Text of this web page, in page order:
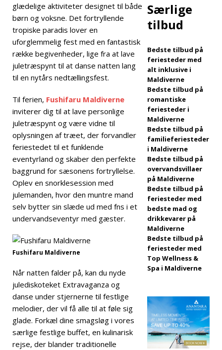
5-STJERNEDE
HOTELLER OG
FERIESTEDER
[21. november
2025
SÆRLIGE TILBUD
[17. november
2025]
Cinnamon
Hotels &
Resorts
Maldives
Black Friday-
udsalg med op
til 80% rabat og
gratis transport
SÆRLIGE
glædelige aktiviteter designet til både
børn og voksne. Det fortryllende
tropiske paradis lover en
uforglemmelig fest med en fantastisk
række begivenheder, lige fra at lave
juletræspynt til at danse natten lang
til en nytårs nedtællingsfest.
Til ferien, Fushifaru Maldiverne
inviterer dig til at lave personlige
juletræspynt og være vidne til
oplysningen af træet, der forvandler
feriestedet til et funklende
eventyrland og skaber den perfekte
baggrund for sæsonens fortryllelse.
Oplev en snorklesession med
julemanden, hvor den muntre mand
selv bytter sin slæde ud med fns i et
undervandseventyr med gæster.
Fushifaru Maldiverne
Når natten falder på, kan du nyde
julediskoteket Extravaganza og
danse under stjernerne til festlige
melodier, der vil få alle til at føle sig
glade. Forkæl dine smagsløg i vores
særlige festlige buffet, en kulinarisk
rejse, der blander traditionelle
Særlige
tilbud
Bedste tilbud på
feriesteder med
alt inklusive i
Maldiverne
Bedste tilbud på
romantiske
feriesteder i
Maldiverne
Bedste tilbud på
familieferiesteder
i Maldiverne
Bedste tilbud på
overvandsvillaer
på Maldiverne
Bedste tilbud på
feriesteder med
bedste mad og
drikkevarer på
Maldiverne
Bedste tilbud på
feriesteder med
Top Wellness &
Spa i Maldiverne